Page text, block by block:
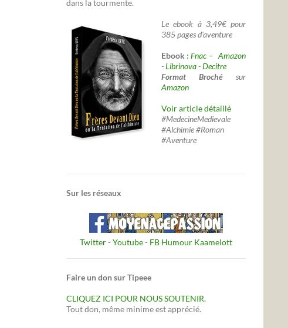
dans la tourmente.
Le ebook à 3,49€ pour
385 pages d'aventure
Ebook :Fnac – Amazon
-Librinova-Decitre
Format Broché sur
Amazon
Voir article détaillé
#MedecineMedievale
#Alchimie #Roman
#Aventure
Sur les réseaux
Twitter- Youtube- FB Humour Kaamelott
Faire un don sur Tipeee
CLIQUEZ ICI POUR NOUS SOUTENIR.
Tout don, même minime est apprécié.